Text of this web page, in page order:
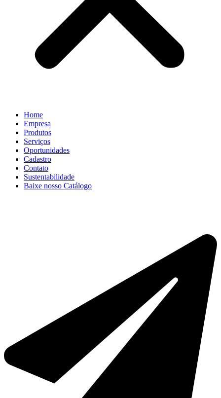
Home
Empresa
Produtos
Serviços
Oportunidades
Cadastro
Contato
Sustentabilidade
Baixe nosso Catálogo